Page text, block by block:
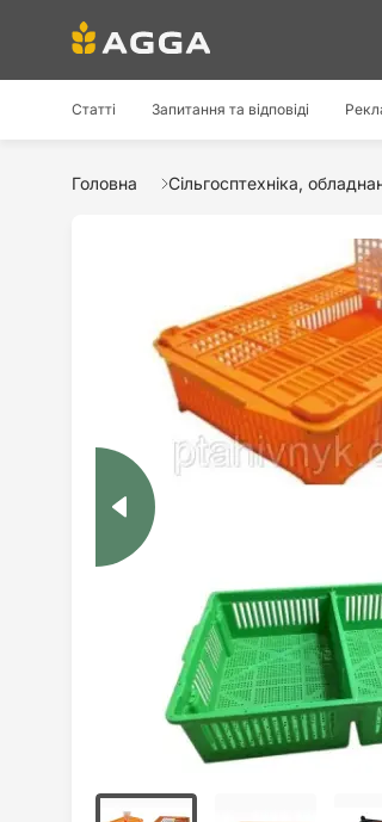
Статті Запитання та відповіді
Головна Сільгосптехніка,